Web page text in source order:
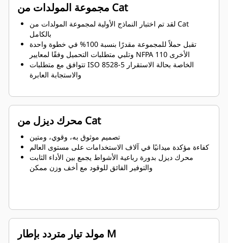
مجموعة المولدات من Cat
لقد تم اختبار النماذج الأولية لمجموعة المولدات من Cat
بالكامل
تقبل حملاً للمجموعة مقدرًا بنسبة 100% في خطوة واحدة
وتلبي متطلبات التحميل وفقًا لمعايير NFPA 110 الأخرى
تتوافق مع متطلبات ISO 8528-5 الخاصة بحالة الاستقرار
والاستجابة العابرة
محرك ديزل من Cat
تصميم موثوق به، وقوي، ومتين
كفاءة مؤكدة ميدانيًا في آلاف الاستخدامات على مستوى العالم
محرك ديزل بدورة رباعية الأشواط يجمع بين الأداء الثابت
والتوفير الفائق للوقود مع أخف وزن ممكن
مولد تيار متردد بإطار M